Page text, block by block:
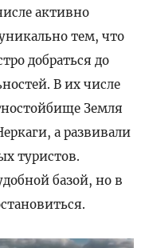
активно
тем, что
добраться до
В их числе
Земля
а развивали
туристов.
базой, но в